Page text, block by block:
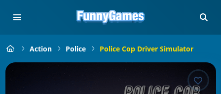
Action Police Police Cop Driver Simulator